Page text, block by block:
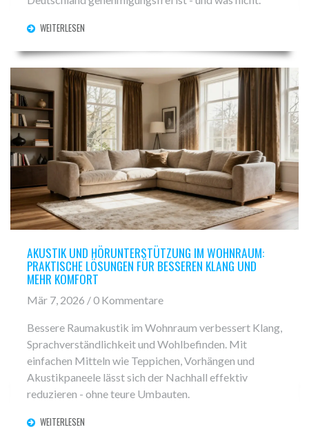
WEITERLESEN
AKUSTIK UND HÖRUNTERSTÜTZUNG IM WOHNRAUM:
PRAKTISCHE LÖSUNGEN FÜR BESSEREN KLANG UND
MEHR KOMFORT
Mär 7, 2026 / 0 Kommentare
Bessere Raumakustik im Wohnraum verbessert Klang,
Sprachverständlichkeit und Wohlbefinden. Mit
einfachen Mitteln wie Teppichen, Vorhängen und
Akustikpaneele lässt sich der Nachhall effektiv
reduzieren - ohne teure Umbauten.
WEITERLESEN